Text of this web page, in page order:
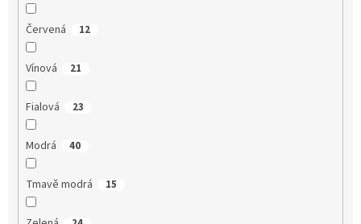
Červená 12
Vínová 21
Fialová 23
Modrá 40
Tmavě modrá 15